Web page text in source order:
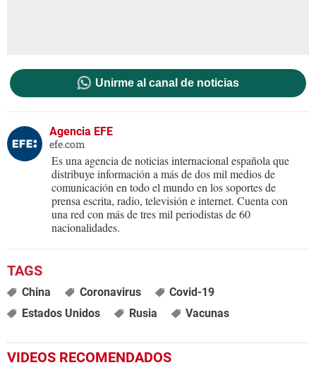
Unirme al canal de noticias
Agencia EFE
efe.com
Es una agencia de noticias internacional española que
distribuye información a más de dos mil medios de
comunicación en todo el mundo en los soportes de
prensa escrita, radio, televisión e internet. Cuenta con
una red con más de tres mil periodistas de 60
nacionalidades.
China Coronavirus
Covid-19
Estados Unidos
Rusia Vacunas
VIDEOS RECOMENDADOS